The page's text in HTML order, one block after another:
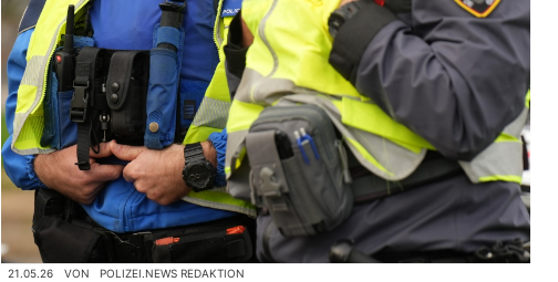
21.05.26 VON POLIZEI.NEWS REDAKTION